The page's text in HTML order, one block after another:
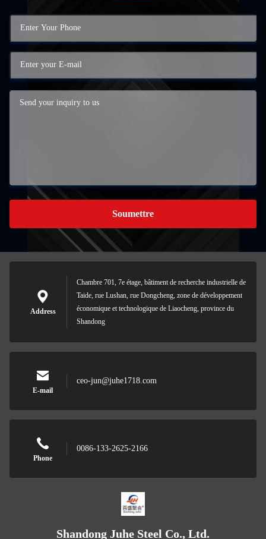
Soumettre
Address
Chambre 701, 7e étage, bâtiment de recherche industrielle de
Taide, rue Lushan, rue Dongcheng, zone de développement
économique et technologique de Liaocheng, province du
Shandong
E-mail
ceo-jun@juhe1718.com
Phone
0086-133-2625-2166
Shandong Juhe Steel Co., Ltd.